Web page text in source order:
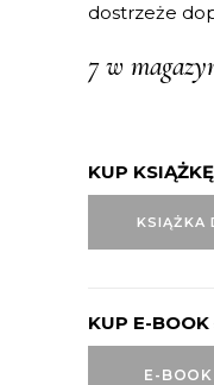
dostrzeże
7 w
KUP KSIĄŻKĘ
KSIĄŻKA
KUP E-BOOK
E-